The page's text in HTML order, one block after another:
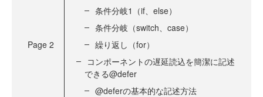
Page 2
条件分岐1（if、else）
条件分岐（switch、case）
繰り返し（for）
コンポーネントの遅延読込を簡潔に記述
できる@defer
@deferの基本的な記述方法